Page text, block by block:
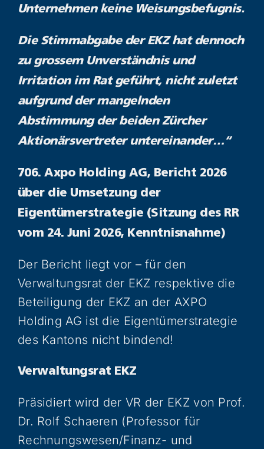
Unternehmen keine Weisungsbefugnis.
Die Stimmabgabe der EKZ hat dennoch
zu grossem Unverständnis und
Irritation im Rat geführt, nicht zuletzt
aufgrund der mangelnden
Abstimmung der beiden Zürcher
Aktionärsvertreter untereinander…“
706. Axpo Holding AG, Bericht 2026
über die Umsetzung der
Eigentümerstrategie (Sitzung des RR
vom 24. Juni 2026, Kenntnisnahme)
Der Bericht liegt vor – für den
Verwaltungsrat der EKZ respektive die
Beteiligung der EKZ an der AXPO
Holding AG ist die Eigentümerstrategie
des Kantons nicht bindend!
Verwaltungsrat EKZ
Präsidiert wird der VR der EKZ von Prof.
Dr. Rolf Schaeren (Professor für
Rechnungswesen/Finanz- und